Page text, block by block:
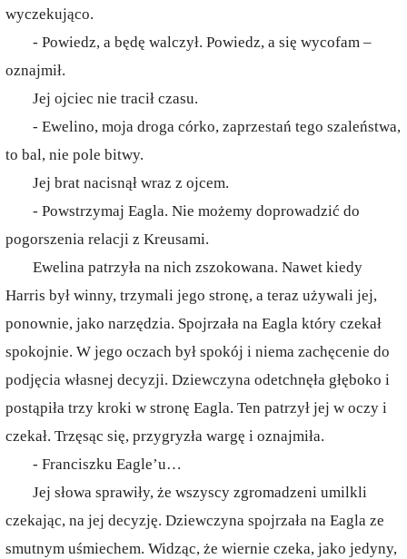
wyczekująco.
- Powiedz, a będę walczył. Powiedz, a się wycofam –
oznajmił.
Jej ojciec nie tracił czasu.
- Ewelino, moja droga córko, zaprzestań tego szaleństwa,
to bal, nie pole bitwy.
Jej brat nacisnął wraz z ojcem.
- Powstrzymaj Eagla. Nie możemy doprowadzić do
pogorszenia relacji z Kreusami.
Ewelina patrzyła na nich zszokowana. Nawet kiedy
Harris był winny, trzymali jego stronę, a teraz używali jej,
ponownie, jako narzędzia. Spojrzała na Eagla który czekał
spokojnie. W jego oczach był spokój i niema zachęcenie do
podjęcia własnej decyzji. Dziewczyna odetchnęła głęboko i
postąpiła trzy kroki w stronę Eagla. Ten patrzył jej w oczy i
czekał. Trzęsąc się, przygryzła wargę i oznajmiła.
- Franciszku Eagle’u…
Jej słowa sprawiły, że wszyscy zgromadzeni umilkli
czekając, na jej decyzję. Dziewczyna spojrzała na Eagla ze
smutnym uśmiechem. Widząc, że wiernie czeka, jako jedyny,